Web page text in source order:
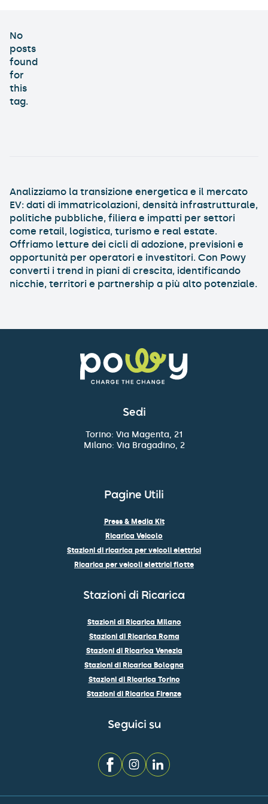
No
posts
found
for
this
tag.
Analizziamo la transizione energetica e il mercato
EV: dati di immatricolazioni, densità infrastrutturale,
politiche pubbliche, filiera e impatti per settori
come retail, logistica, turismo e real estate.
Offriamo letture dei cicli di adozione, previsioni e
opportunità per operatori e investitori. Con Powy
converti i trend in piani di crescita, identificando
nicchie, territori e partnership a più alto potenziale.
Sedi
Torino: Via Magenta, 21
Milano: Via Bragadino, 2
Pagine Utili
Press & Media Kit
Ricarica Veicolo
Stazioni di ricarica per veicoli elettrici
Ricarica per veicoli elettrici flotte
Stazioni di Ricarica
Stazioni di Ricarica Milano
Stazioni di Ricarica Roma
Stazioni di Ricarica Venezia
Stazioni di Ricarica Bologna
Stazioni di Ricarica Torino
Stazioni di Ricarica Firenze
Seguici su